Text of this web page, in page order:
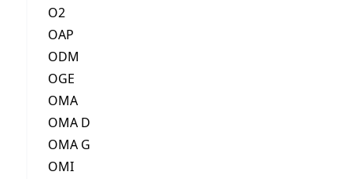
O2
OAP
ODM
OGE
OMA
OMA D
OMA G
OMI